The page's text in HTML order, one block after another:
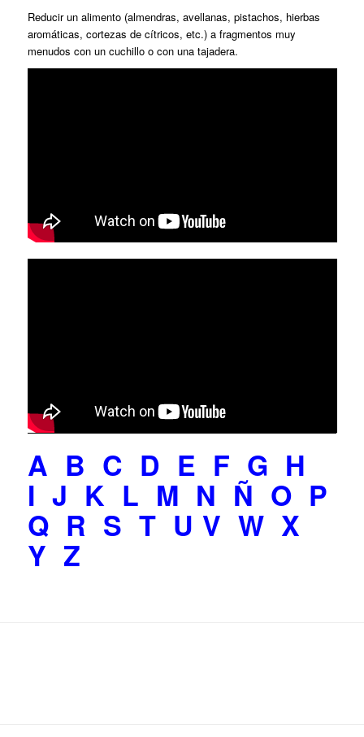
Reducir un alimento (almendras, avellanas, pistachos, hierbas
aromáticas, cortezas de cítricos, etc.) a fragmentos muy
menudos con un cuchillo o con una taja­dera.
A B C D E F G H
I J K L M N Ñ O P
Q R S T U V W X
Y Z